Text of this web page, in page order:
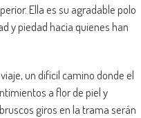
Ella es su agradable polo
y piedad hacia quienes han
un difícil camino donde el
a flor de piel y
giros en la trama serán